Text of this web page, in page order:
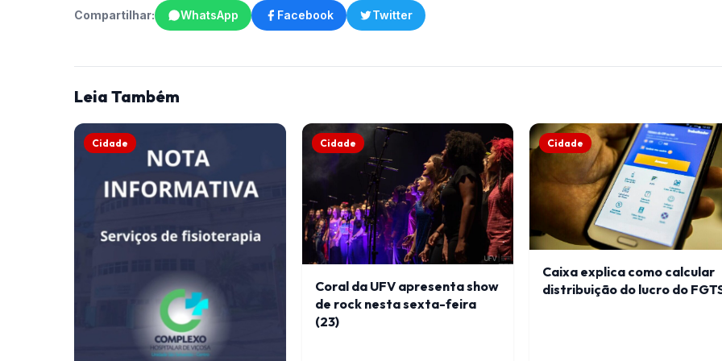
Compartilhar: WhatsApp Facebook Twitter
Leia Também
Cidade Cidade
Coral da UFV apresenta show
de rock nesta sexta-feira
(23)
Cidade
Caixa explica como calcular
distribuição do lucro do